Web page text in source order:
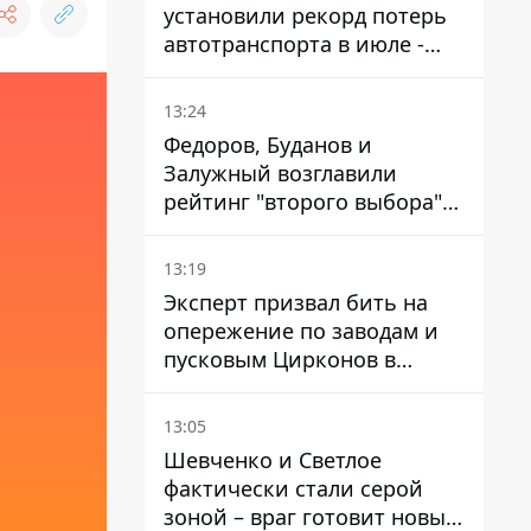
установили рекорд потерь
автотранспорта в июле -
почти 14 тысяч единиц
13:24
Федоров, Буданов и
Залужный возглавили
рейтинг "второго выбора"
украинцев - опрос показал
альтернативные симпатии
13:19
Эксперт призвал бить на
опережение по заводам и
пусковым Цирконов в
России
13:05
Шевченко и Светлое
фактически стали серой
зоной – враг готовит новые